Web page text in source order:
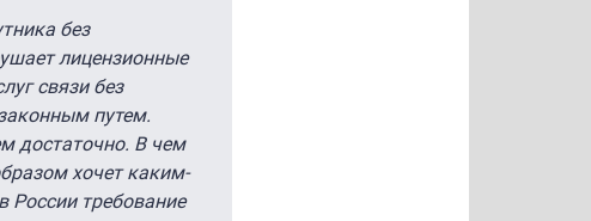
без
лицензионные
связи без
путем.
достаточно. В чем
хочет каким-
России требование